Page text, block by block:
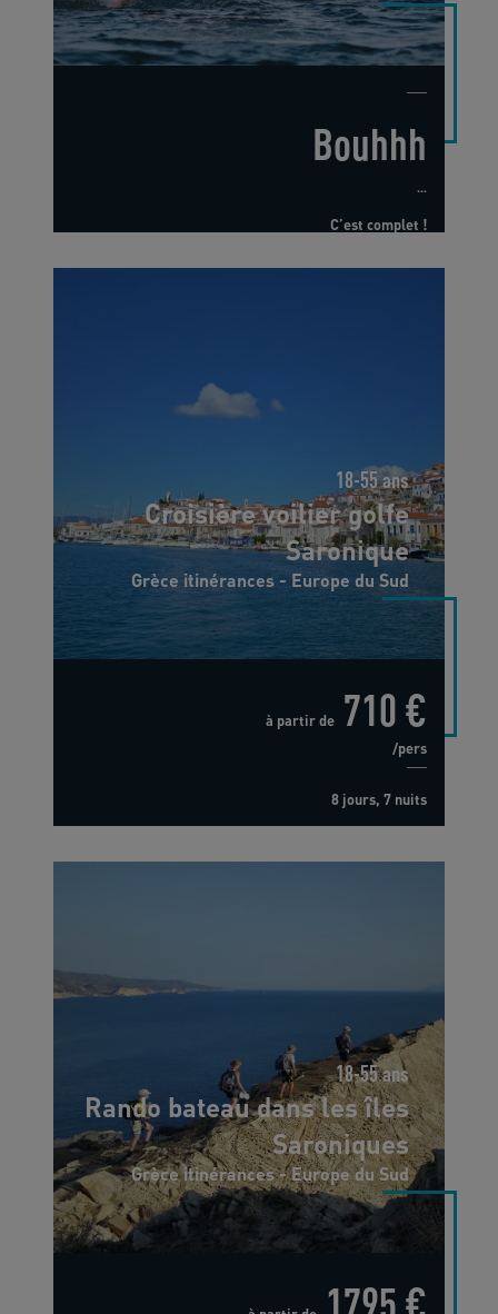
Bouhhh
...
C’est complet !
18-55 ans
Croisière voilier golfe
Saronique
Grèce itinérances - Europe du Sud
à partir de 710 €
/pers
8 jours, 7 nuits
18-55 ans
Rando bateau dans les îles
Saroniques
Grèce itinérances - Europe du Sud
1795 €